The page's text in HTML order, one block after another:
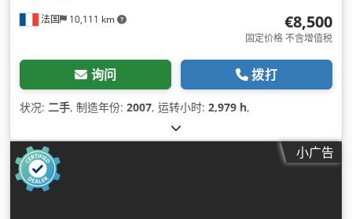
法国 10,111 km €8,500
固定价格 不含增值税
询问 拨打
状况: 二手, 制造年份: 2007, 运转小时: 2,979 h,
小广告